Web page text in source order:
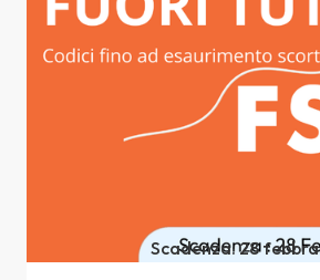
Scadenza: 28